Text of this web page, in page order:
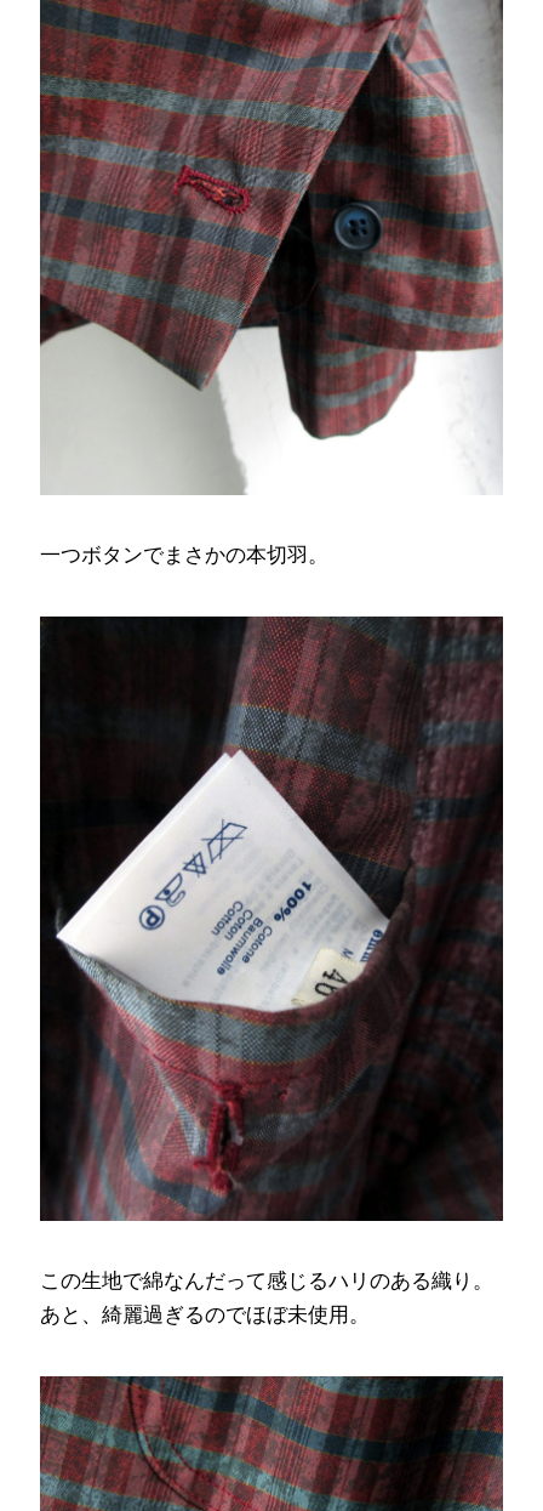
一つボタンでまさかの本切羽。
この生地で綿なんだって感じるハリのある織り。
あと、綺麗過ぎるのでほぼ未使用。